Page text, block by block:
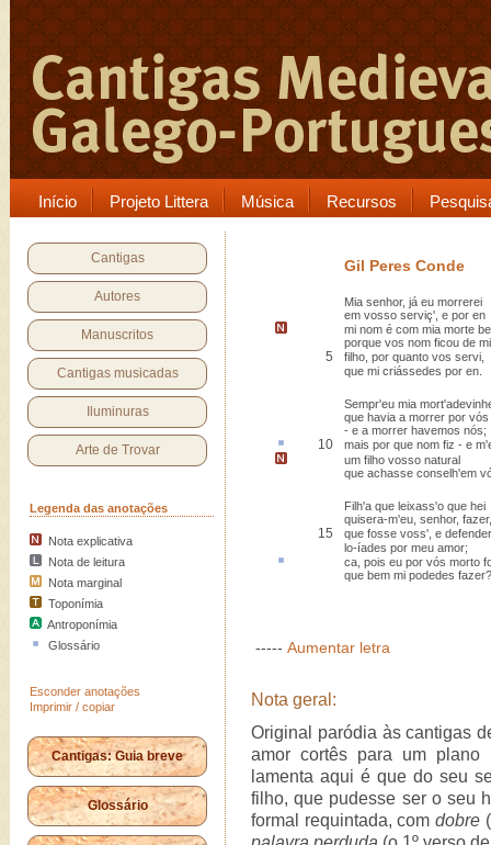
Início Projeto Littera Música Recursos
Cantigas
Autores
Manuscritos
Cantigas musicadas
Iluminuras
Arte de Trovar
Legenda das anotações
Nota explicativa
Nota de leitura
Nota marginal
Toponímia
Antroponímia
Glossário
Esconder anotações
Imprimir / copiar
Cantigas: Guia breve
Glossário
Gil Peres Conde
Mia senhor, já eu morrerei
em vosso serviç', e por en
mi nom é com mia morte
porque vos nom ficou de mi
5
filho, por quanto vos servi,
que mi criássedes por en.
Sempr'eu mia
que havia a morrer por vós
- e a morrer havemos nós;
10 mais por que nom fiz - e
um filho vosso natural
que achasse conselh'em
Filh'a que leixass'o que hei
quisera-m'eu, senhor, fazer,
15
que fosse voss', e
lo-íades por meu amor;
ca , pois eu por vós morto
que bem mi podedes fazer?
----- Aumentar letra
Nota geral:
Original paródia às cantigas
amor cortês para um
lamenta aqui é que do seu
filho, que pudesse ser o seu
formal requintada, com dobre